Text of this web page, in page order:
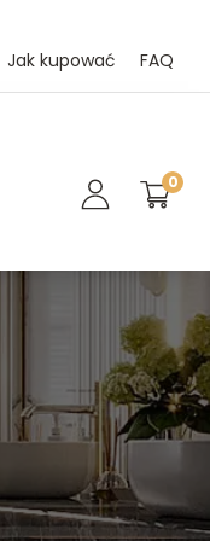
Jak kupować FAQ
0